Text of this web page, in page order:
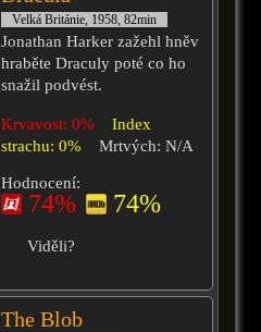
Velká Británie, 1958, 82min
Jonathan Harker zažehl hněv
hraběte Draculy poté co ho
snažil podvést.
Krvavost: 0%
Index
strachu: 0%
Mrtvých: N/A
Hodnocení:
74% 74%
Viděli?
The Blob